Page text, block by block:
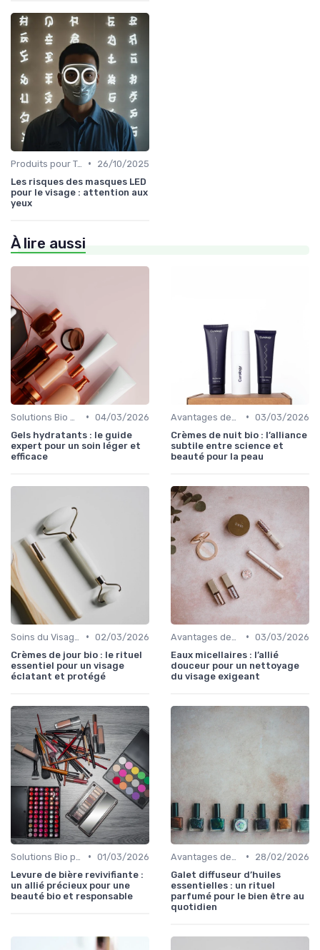
Produits pour Types de Peau •
26/10/2025
Les risques des masques LED
pour le visage : attention aux
yeux
À lire aussi
• 04/03/2026
Gels hydratants : le guide
expert pour un soin léger et
efficace
• 03/03/2026
Crèmes de nuit bio : l’alliance
subtile entre science et
beauté pour la peau
• 02/03/2026
Crèmes de jour bio : le rituel
essentiel pour un visage
éclatant et protégé
• 03/03/2026
Eaux micellaires : l’allié
douceur pour un nettoyage
du visage exigeant
• 01/03/2026
Levure de bière revivifiante :
un allié précieux pour une
beauté bio et responsable
•
28/02/2026
Galet diffuseur d’huiles
essentielles : un rituel
parfumé pour le bien être au
quotidien